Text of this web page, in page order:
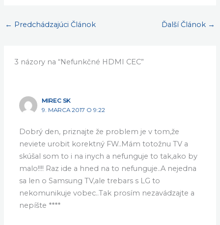
← Predchádzajúci Článok Ďalší Článok →
3 názory na “Nefunkčné HDMI CEC”
MIREC SK
9. MARCA 2017 O 9:22
Dobrý den, priznajte že problem je v tom,že
neviete urobit korektný FW..Mám totožnu TV a
skúšal som to i na inych a nefunguje to tak,ako by
malo!!!! Raz ide a hned na to nefunguje..A nejedna
sa len o Samsung TV,ale trebars s LG to
nekomunikuje vobec..Tak prosím nezavádzajte a
nepíšte ****